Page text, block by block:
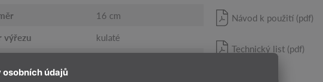
16 cm
výřezu kulaté
Návod k použití (pdf)
Technický list (pdf)